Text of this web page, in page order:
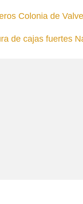
Colonia de
de cajas fuertes